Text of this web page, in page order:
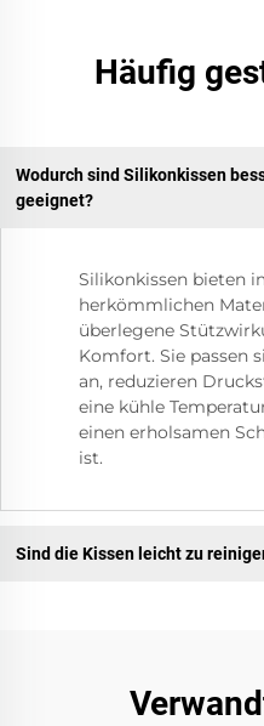
Häufig
Wodurch sind Silikonkissen
geeignet?
Silikonkissen bieten
herkömmlichen
überlegene
Komfort. Sie passen
an, reduzieren
eine kühle
einen erholsamen
ist.
Sind die Kissen leicht zu